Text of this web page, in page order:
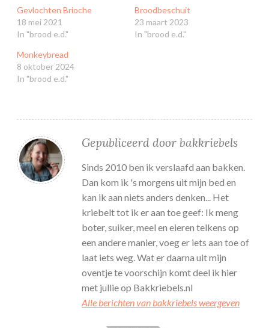
Gevlochten Brioche
18 mei 2021
In "brood e.d."
Broodbeschuit
23 maart 2023
In "brood e.d."
Monkeybread
8 oktober 2024
In "brood e.d."
Gepubliceerd door bakkriebels
Sinds 2010 ben ik verslaafd aan bakken.
Dan kom ik 's morgens uit mijn bed en
kan ik aan niets anders denken... Het
kriebelt tot ik er aan toe geef: Ik meng
boter, suiker, meel en eieren telkens op
een andere manier, voeg er iets aan toe of
laat iets weg. Wat er daarna uit mijn
oventje te voorschijn komt deel ik hier
met jullie op Bakkriebels.nl
Alle berichten van bakkriebels weergeven